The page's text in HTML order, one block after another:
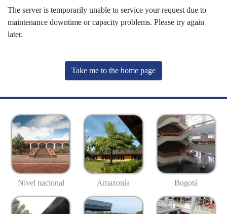
The server is temporarily unable to service your request due to
maintenance downtime or capacity problems. Please try again
later.
Take me to the home page
Nivel nacional Amazonía Bogotá